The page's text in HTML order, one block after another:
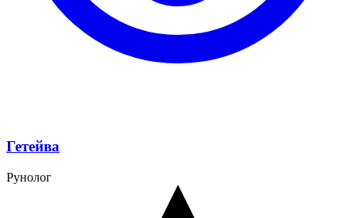
Гетейва
Рунолог